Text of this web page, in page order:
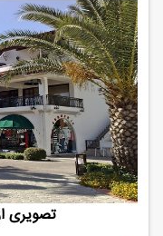
تصویری